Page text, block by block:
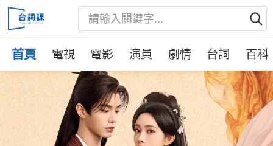
首頁 電視 電影 演員 劇情 台詞 百科